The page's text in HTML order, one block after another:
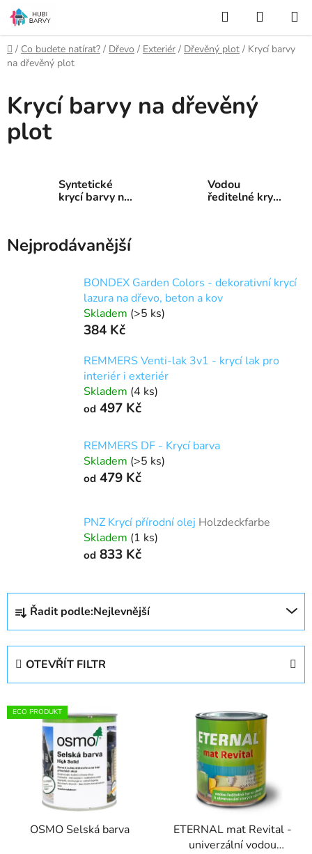
Přejít
na
obsah
Hledat
KOŠÍK
Domů
/ Co budete natírat? / Dřevo / Exteriér / Dřevěný plot / Krycí barvy
na dřevěný plot
Krycí barvy na dřevěný
plot
Syntetické
krycí barvy na
Vodou
ředitelné krycí
Nejprodávanější
BONDEX Garden Colors - dekorativní krycí
lazura na dřevo, beton a kov
Skladem (>5 ks)
384 Kč
REMMERS Venti-lak 3v1 - krycí lak pro
interiér i exteriér
Skladem (4 ks)
od 497 Kč
REMMERS DF - Krycí barva
Skladem (>5 ks)
od 479 Kč
PNZ Krycí přírodní olej Holzdeckfarbe
Skladem (1 ks)
od 833 Kč
Ř
z
p
Řadit podle:Nejlevnější
OTEVŘÍT FILTR
V
ý
ECO PRODUKT
OSMO Selská barva
ETERNAL mat Revital -
univerzální vodou